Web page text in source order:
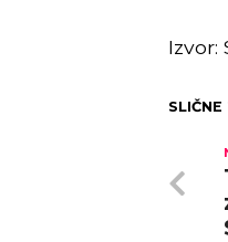
Izvor:
SLIČNE